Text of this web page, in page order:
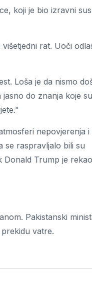
koji je bio izravni
rat. Uoči
Loša je da nismo
do znanja koje su
nepovjerenja i
se raspravljalo bili su
Donald Trump je
Pakistanski
vatre.